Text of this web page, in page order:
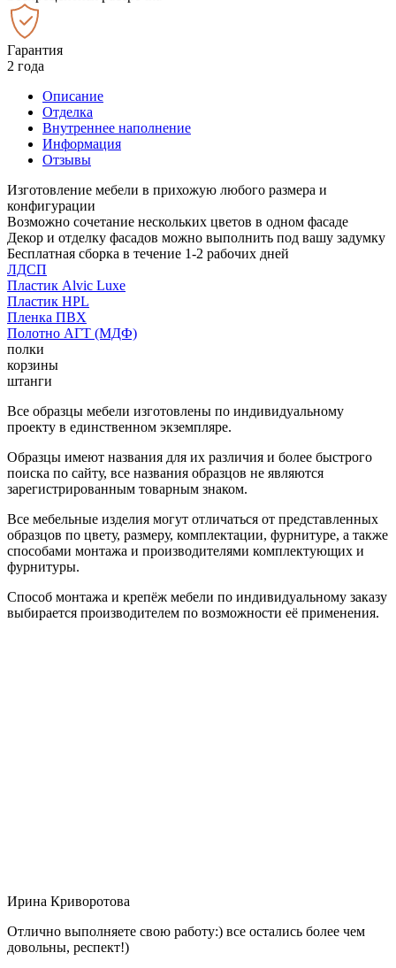
Гарантия
2 года
Описание
Отделка
Внутреннее наполнение
Информация
Отзывы
Изготовление мебели в прихожую любого размера и
конфигурации
Возможно сочетание нескольких цветов в одном фасаде
Декор и отделку фасадов можно выполнить под вашу задумку
Бесплатная сборка в течение 1-2 рабочих дней
ЛДСП
Пластик Alvic Luxe
Пластик HPL
Пленка ПВХ
Полотно АГТ (МДФ)
полки
корзины
штанги
Все образцы мебели изготовлены по индивидуальному
проекту в единственном экземпляре.
Образцы имеют названия для их различия и более быстрого
поиска по сайту, все названия образцов не являются
зарегистрированным товарным знаком.
Все мебельные изделия могут отличаться от представленных
образцов по цвету, размеру, комплектации, фурнитуре, а также
способами монтажа и производителями комплектующих и
фурнитуры.
Способ монтажа и крепёж мебели по индивидуальному заказу
выбирается производителем по возможности её применения.
Ирина Криворотова
Отлично выполняете свою работу:) все остались более чем
довольны, респект!)